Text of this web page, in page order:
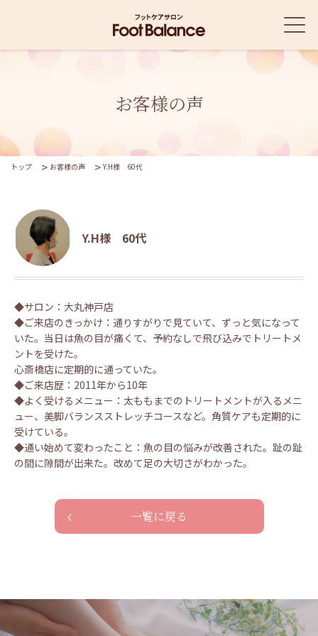
お客様の声
トップ お客様の声 Y.H様 60代
Y.H様 60代
◆サロン：大丸神戸店
◆ご来店のきっかけ：通りすがりで見ていて、ずっと気になって
いた。当日は魚の目が痛くて、予約なしで飛び込みでトリートメ
ントを受けた。
心斎橋店に定期的に通っていた。
◆ご来店歴：2011年から10年
◆よく受けるメニュー：太ももまでのトリートメントが入るメニ
ュー、美脚バランスストレッチコースなど。角質ケアも定期的に
受けている。
◆通い始めて変わったこと：魚の目の悩みが改善された。趾の趾
の間に隙間が出来た。改めて足の大切さがわかった。
一覧に戻る